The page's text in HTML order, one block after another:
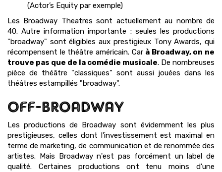
(Actor’s Equity par exemple)
Les Broadway Theatres sont actuellement au nombre de
40. Autre information importante : seules les productions
"broadway" sont éligibles aux prestigieux Tony Awards, qui
récompensent le théâtre américain. Car à Broadway, on ne
trouve pas que de la comédie musicale. De nombreuses
pièce de théâtre "classiques" sont aussi jouées dans les
théâtres estampillés "broadway".
OFF-BROADWAY
Les productions de Broadway sont évidemment les plus
prestigieuses, celles dont l'investissement est maximal en
terme de marketing, de communication et de renommée des
artistes. Mais Broadway n'est pas forcément un label de
qualité. Certaines productions ont tenu moins d'une